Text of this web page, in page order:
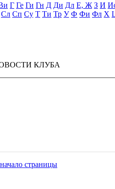
Г Ге Ги Гн Д Ди Дл Е, Ж З И
Сл Сп Су Т Ти Тр У Ф Фи Фл Х
КЛУБА
страницы